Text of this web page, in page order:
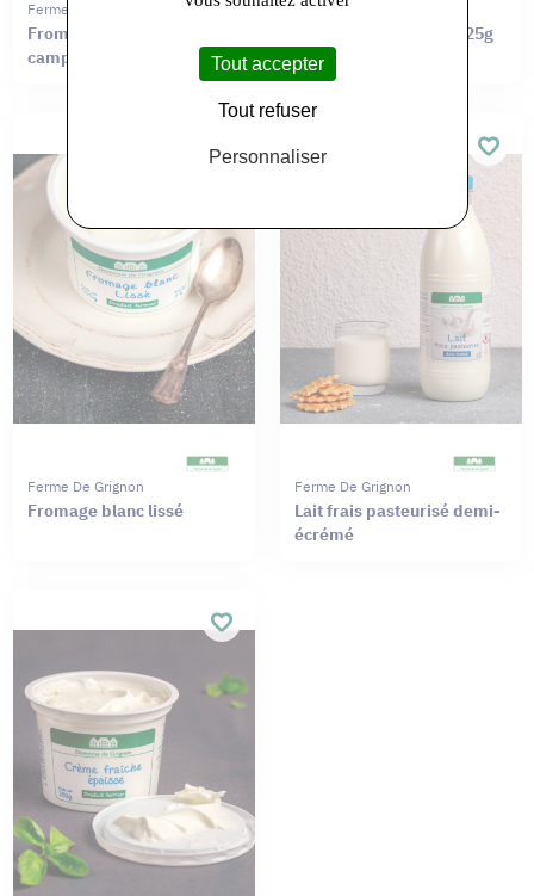
Ferme De Grignon
Fromage blanc de
campagne
Ferme De Grignon
Yaourt à la Vanille 2x125g
Ferme De Grignon
Fromage blanc lissé
Ferme De Grignon
Lait frais pasteurisé demi-
écrémé
Tout accepter
Tout refuser
Personnaliser